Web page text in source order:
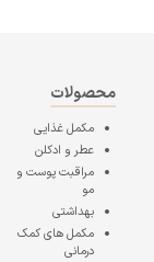
محصولات
مکمل غذایی
عطر و ادکلن
مراقبت پوست و
مو
بهداشتی
مکمل های کمک
درمانی